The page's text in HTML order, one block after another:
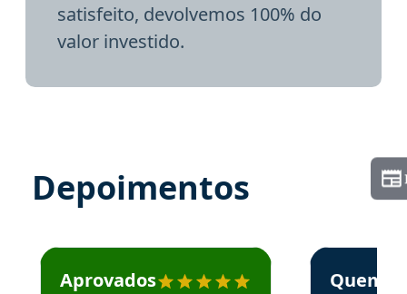
satisfeito, devolvemos 100% do
valor investido.
Depoimentos
Estudante José recomenda o Aprova Concursos em
Aprovados
Estudante
Quem